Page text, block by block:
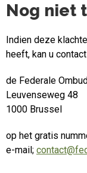
Nog niet
Indien deze
heeft, kan u
de Federale
Leuvenseweg 48
1000 Brussel
op het gratis
e-mail;